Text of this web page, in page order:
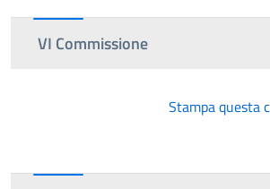
VI Commissione
Stampa questa